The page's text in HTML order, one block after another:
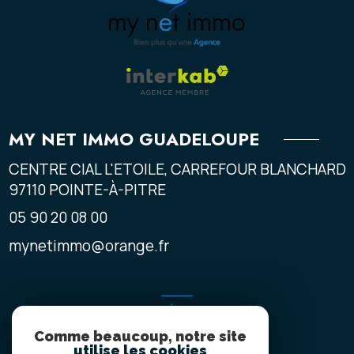
MY NET IMMO GUADELOUPE
CENTRE CIAL L'ETOILE, CARREFOUR BLANCHARD
97110POINTE-À-PITRE
05 90 20 08 00
mynetimmo@orange.fr
ADHÉRENTS
NOUS ADHÉRONS
Comme beaucoup, notre site
utilise les cookies